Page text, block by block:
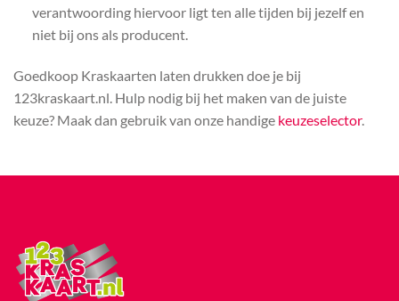
verantwoording hiervoor ligt ten alle tijden bij jezelf en
niet bij ons als producent.
Goedkoop Kraskaarten laten drukken doe je bij
123kraskaart.nl. Hulp nodig bij het maken van de juiste
keuze? Maak dan gebruik van onze handige keuzeselector.